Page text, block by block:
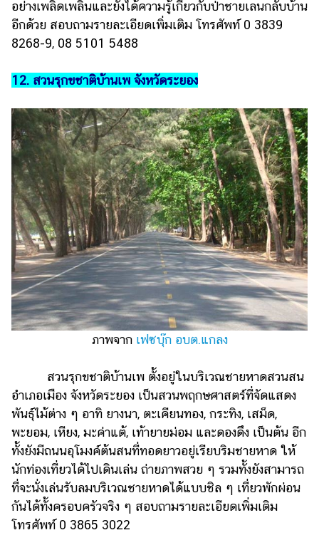
อย่างเพลิดเพลินและยังได้ความรู้เกี่ยวกับป่าชายเลนกลับบ้าน
อีกด้วย สอบถามรายละเอียดเพิ่มเติม โทรศัพท์ 0 3839
8268-9, 08 5101 5488
12. สวนรุกขชาติบ้านเพ จังหวัดระยอง
ภาพจาก เฟซบุ๊ก อบต.แกลง
สวนรุกขชาติบ้านเพ ตั้งอยู่ในบริเวณชายหาดสวนสน
อำเภอเมือง จังหวัดระยอง เป็นสวนพฤกษศาสตร์ที่จัดแสดง
พันธุ์ไม้ต่าง ๆ อาทิ ยางนา, ตะเคียนทอง, กระทิง, เสม็ด,
พะยอม, เหียง, มะค่าแต้, เท้ายายม่อม และดองดึง เป็นต้น อีก
ทั้งยังมีถนนอุโมงค์ต้นสนที่ทอดยาวอยู่เรียบริมชายหาด ให้
นักท่องเที่ยวได้ไปเดินเล่น ถ่ายภาพสวย ๆ รวมทั้งยังสามารถ
ที่จะนั่งเล่นรับลมบริเวณชายหาดได้แบบชิล ๆ เที่ยวพักผ่อน
กันได้ทั้งครอบครัวจริง ๆ สอบถามรายละเอียดเพิ่มเติม
โทรศัพท์ 0 3865 3022